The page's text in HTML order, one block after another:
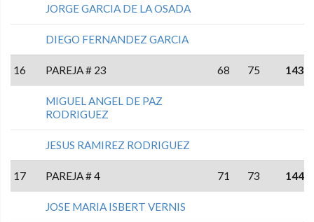
JORGE GARCIA DE LA OSADA
DIEGO FERNANDEZ GARCIA
16 PAREJA # 23 68 75 143
MIGUEL ANGEL DE PAZ
RODRIGUEZ
JESUS RAMIREZ RODRIGUEZ
17 PAREJA # 4 71 73 144
JOSE MARIA ISBERT VERNIS